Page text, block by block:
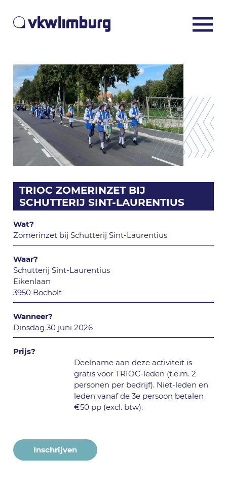
TRIOC ZOMERINZET BIJ
SCHUTTERIJ SINT-LAURENTIUS
Wat?
Zomerinzet bij Schutterij Sint-Laurentius
Waar?
Schutterij Sint-Laurentius
Eikenlaan
3950 Bocholt
Wanneer?
Dinsdag 30 juni 2026
Prijs?
Deelname aan deze activiteit is
gratis voor TRIOC-leden (t.e.m. 2
personen per bedrijf). Niet-leden en
leden vanaf de 3e persoon betalen
€50 pp (excl. btw).
Inschrijven